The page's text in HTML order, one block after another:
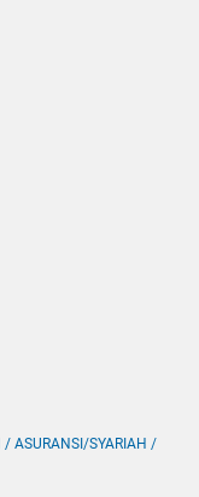
/ ASURANSI/SYARIAH /